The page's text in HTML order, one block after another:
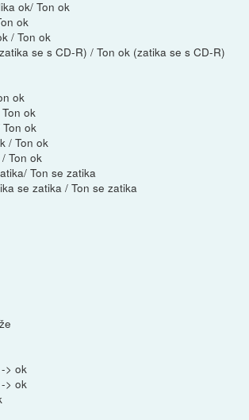
ok/ Ton ok
ok
/ Ton ok
se s CD-R) / Ton ok (zatika se s CD-R)
ok
ok
ok
/ Ton ok
Ton ok
Ton se zatika
se zatika / Ton se zatika
> ok
> ok